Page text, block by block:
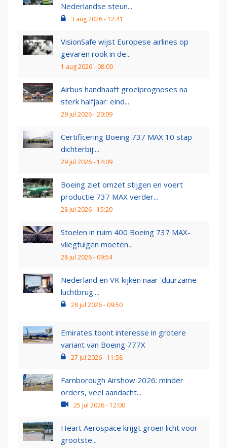
Nederlandse steun...
3 aug 2026 - 12:41
VisionSafe wijst Europese airlines op
gevaren rook in de...
1 aug 2026 - 08:00
Airbus handhaaft groeiprognoses na
sterk halfjaar: eind...
29 jul 2026 - 20:09
Certificering Boeing 737 MAX 10 stap
dichterbij:...
29 jul 2026 - 14:09
Boeing ziet omzet stijgen en voert
productie 737 MAX verder...
28 jul 2026 - 15:20
Stoelen in ruim 400 Boeing 737 MAX-
vliegtuigen moeten...
28 jul 2026 - 09:54
Nederland en VK kijken naar 'duurzame
luchtbrug'...
28 jul 2026 - 09:50
Emirates toont interesse in grotere
variant van Boeing 777X
27 jul 2026 - 11:58
Farnborough Airshow 2026: minder
orders, veel aandacht...
25 jul 2026 - 12:00
Heart Aerospace krijgt groen licht voor
grootste...